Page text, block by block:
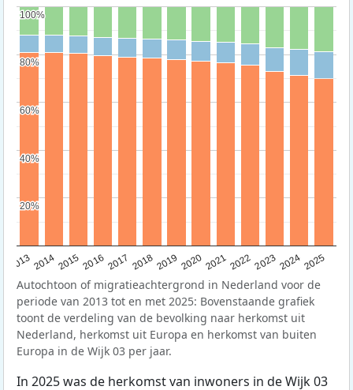
20132014201520162017 20182019 202020212022202320242025
20%
20%
40%
40%
60%
60%
80%
80%
100%
100%
Autochtoon of migratieachtergrond in Nederland voor de
periode van 2013 tot en met 2025: Bovenstaande grafiek
toont de verdeling van de bevolking naar herkomst uit
Nederland, herkomst uit Europa en herkomst van buiten
Europa in de Wijk 03 per jaar.
In 2025 was de herkomst van inwoners in de Wijk 03